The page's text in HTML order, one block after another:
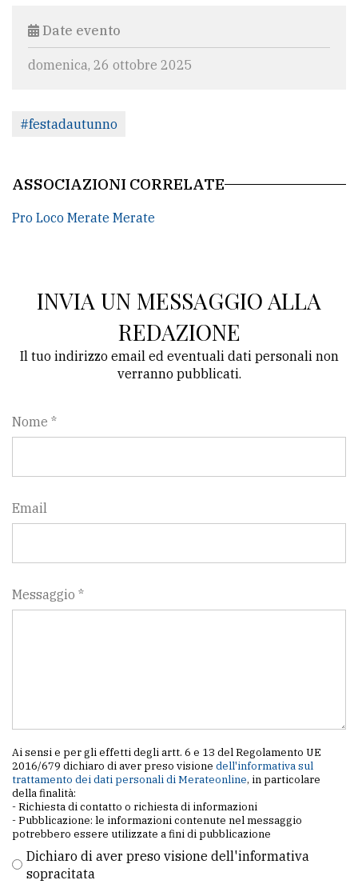
Date evento
domenica, 26 ottobre 2025
#festadautunno
ASSOCIAZIONI CORRELATE
Pro Loco Merate Merate
INVIA UN MESSAGGIO ALLA
REDAZIONE
Il tuo indirizzo email ed eventuali dati personali non
verranno pubblicati.
Nome *
Email
Messaggio *
Ai sensi e per gli effetti degli artt. 6 e 13 del Regolamento UE
2016/679 dichiaro di aver preso visione dell'informativa sul
trattamento dei dati personali di Merateonline, in particolare
della finalità:
- Richiesta di contatto o richiesta di informazioni
- Pubblicazione: le informazioni contenute nel messaggio
potrebbero essere utilizzate a fini di pubblicazione
Dichiaro di aver preso visione dell'informativa
sopracitata